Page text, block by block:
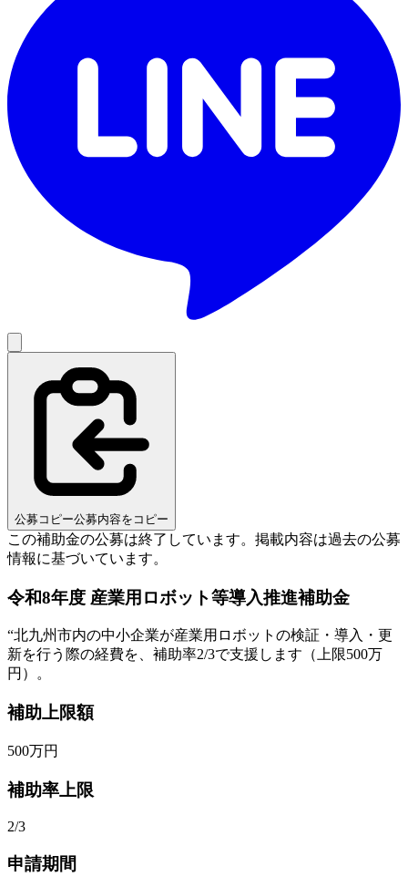
公募コピー公募内容をコピー
この補助金の公募は終了しています。 掲載内容は過去の公募
情報に基づいています。
令和8年度 産業用ロボット等導入推進補助金
“北九州市内の中小企業が産業用ロボットの検証・導入・更
新を行う際の経費を、補助率2/3で支援します（上限500万
円）。
補助上限額
500万円
補助率上限
2/3
申請期間